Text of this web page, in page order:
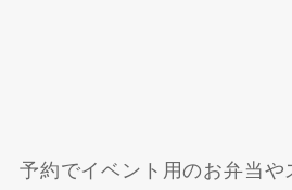
予約でイベント用のお弁当や